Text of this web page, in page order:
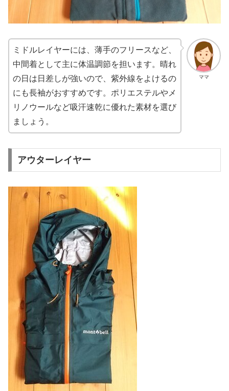
ママ
ミドルレイヤーには、薄手のフリースなど、
中間着として主に体温調節を担います。晴れ
の日は日差しが強いので、紫外線をよけるの
にも長袖がおすすめです。ポリエステルやメ
リノウールなど吸汗速乾に優れた素材を選び
ましょう。
アウターレイヤー